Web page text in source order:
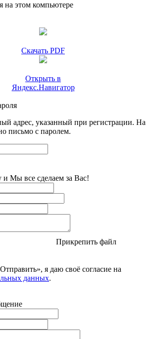
на этом компьютере
Скачать PDF
Открыть в
Яндекс.Навигатор
адрес, указанный при регистрации. На
письмо с паролем.
и Мы все сделаем за Вас!
Прикрепить файл
я даю своё согласие на
данных.